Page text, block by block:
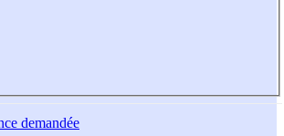
demandée